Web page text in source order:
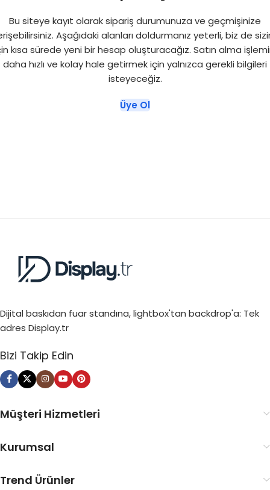
Bu siteye kayıt olarak sipariş durumunuza ve geçmişinize
Aşağıdaki alanları doldurmanız yeterli, biz de
kısa sürede yeni bir hesap oluşturacağız. Satın alma
daha hızlı ve kolay hale getirmek için yalnızca gerekli bilgileri
isteyeceğiz.
Üye Ol
Dijital baskıdan fuar standına, lightbox'tan backdrop'a: Tek
adres Display.tr
Bizi Takip Edin
Müşteri Hizmetleri
Kurumsal
Trend Ürünler